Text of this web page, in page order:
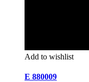
Add to wishlist
E 880009